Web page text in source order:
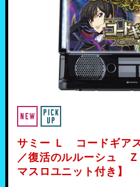
サミー Ｌ コードギア
／復活のルルーシュ
マスロユニット付き】